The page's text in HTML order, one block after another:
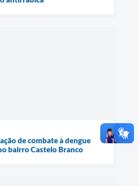
de combate à dengue
bairro Castelo Branco